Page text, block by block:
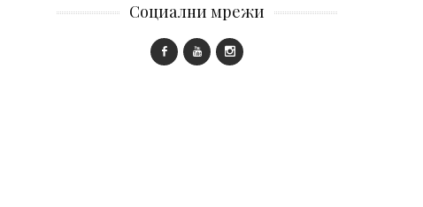
Социални мрежи